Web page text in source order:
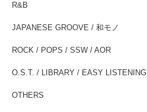
R&B
JAPANESE GROOVE / 和モノ
ROCK / POPS / SSW / AOR
O.S.T. / LIBRARY / EASY LISTENING
OTHERS